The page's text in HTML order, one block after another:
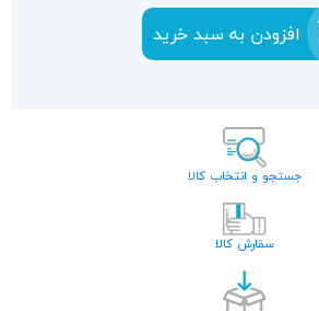
افزودن به سبد خرید
جستجو و انتخاب کالا
سفارش کالا